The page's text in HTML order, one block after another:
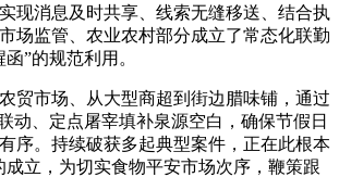
现消息及时共享、线索无缝移送、结合执
场监管、农业农村部分成立了常态化联勤
”的规范利用。
市场、从大型商超到街边腊味铺，通过
动、定点屠宰填补泉源空白，确保节假日
序。持续破获多起典型案件，正在此根本
成立，为切实食物平安市场次序，鞭策跟